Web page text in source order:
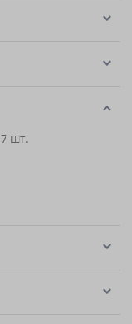
шт.